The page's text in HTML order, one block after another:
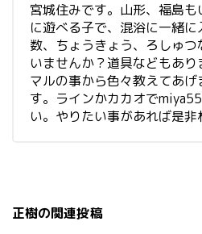
宮城住みです。山形、福島
に遊べる子で、混浴に一緒
数、ちょうきょう、ろしゅ
いませんか？道具などもあ
マルの事から色々教えてあ
す。ラインかカカオで
い。やりたい事があれば是非
正樹の関連投稿